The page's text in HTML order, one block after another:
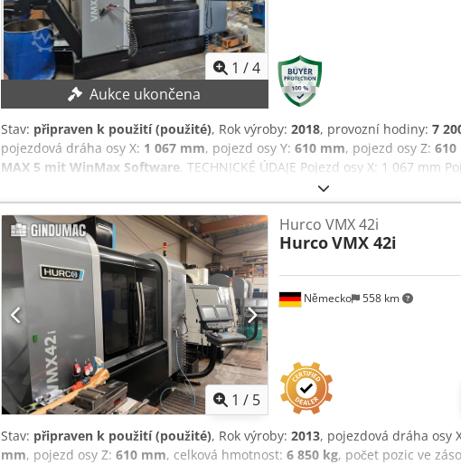
1 /4
Aukce ukončena
Stav: připraven k použití (použité), Rok výroby: 2018, provozní hodiny: 7
pojezdová dráha osy X: 1 067 mm, pojezd osy Y: 610 mm, pojezd osy Z: 610
MAX 5 mit WinMax Software, TECHNICKÉ ÚDAJE Pojezd osy X: 1 067 mm
Z: 610 mm Počet os: 3 Počet nástrojů v zásobníku: 30 Uchycení nástrojů:
mm Rozměr stolu v ose Y: 610 mm DETAILY STROJE Řídicí systém: Hurco
Credszaprzepfx Aagof Výkon pohonu: 12 kW Krouticí moment: 237 Nm
VYBAVENÍ Vnitřní přívod chladicí kapaliny Chlazení vřetena
1 / 5
Německo 558 km
Hurco VMX 42i
HurcoVMX 42i
Stav: připraven k použití (použité), Rok výroby: 2013, pojezdová dráha osy
mm, pojezd osy Z: 610 mm, celková hmotnost: 6 850 kg, počet pozic ve